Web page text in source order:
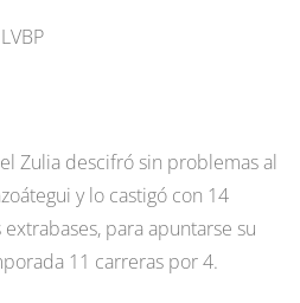
Zulia descifró sin problemas al
y lo castigó con 14
para apuntarse su
11 carreras por 4.